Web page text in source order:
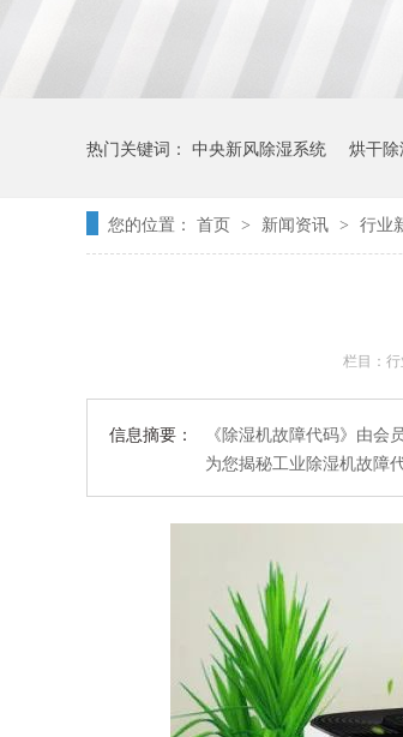
热门关键词： 中央新风除湿系统 烘干
您的位置： 首页 > 新闻资讯 > 行业
栏目：
信息摘要：
《除湿机故障代码》由
为您揭秘工业除湿机故障